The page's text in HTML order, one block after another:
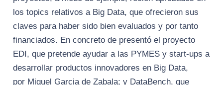
los topics relativos a Big Data, que ofrecieron sus
claves para haber sido bien evaluados y por tanto
financiados. En concreto de presentó el proyecto
EDI, que pretende ayudar a las PYMES y start-ups a
desarrollar productos innovadores en Big Data,
por Miguel Garcia de Zabala; y DataBench, que